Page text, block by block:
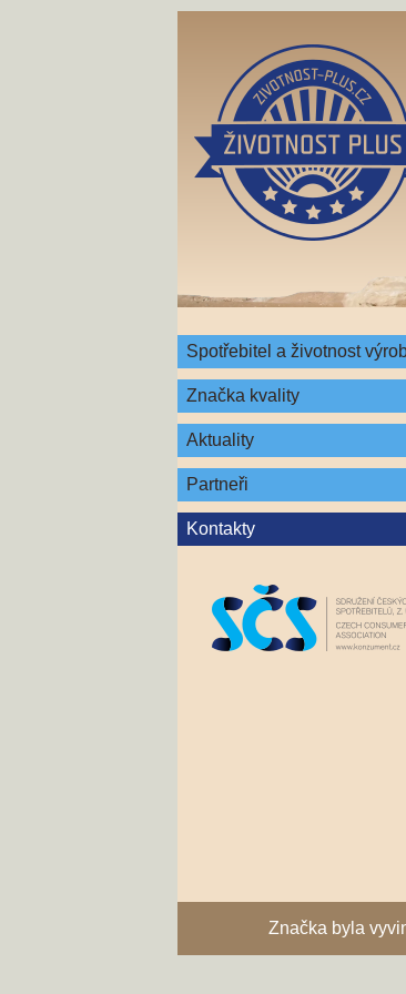
Spotřebitel a životnost
Značka kvality
Aktuality
Partneři
Kontakty
Značka byla